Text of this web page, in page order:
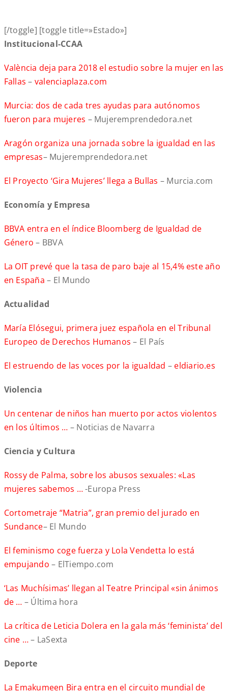
[/toggle] [toggle title=»Estado»]
Institucional-CCAA
València deja para 2018 el estudio sobre la mujer en las
Fallas – valenciaplaza.com
Murcia: dos de cada tres ayudas para autónomos
fueron para mujeres – Mujeremprendedora.net
Aragón organiza una jornada sobre la igualdad en las
empresas– Mujeremprendedora.net
El Proyecto ‘Gira Mujeres’ llega a Bullas – Murcia.com
Economía y Empresa
BBVA entra en el índice Bloomberg de Igualdad de
Género – BBVA
La OIT prevé que la tasa de paro baje al 15,4% este año
en España – El Mundo
Actualidad
María Elósegui, primera juez española en el Tribunal
Europeo de Derechos Humanos – El País
El estruendo de las voces por la igualdad – eldiario.es
Violencia
Un centenar de niños han muerto por actos violentos
en los últimos … – Noticias de Navarra
Ciencia y Cultura
Rossy de Palma, sobre los abusos sexuales: «Las
mujeres sabemos …-Europa Press
Cortometraje “Matria”, gran premio del jurado en
Sundance– El Mundo
El feminismo coge fuerza y Lola Vendetta lo está
empujando – ElTiempo.com
‘Las Muchísimas’ llegan al Teatre Principal «sin ánimos
de … – Última hora
La crítica de Leticia Dolera en la gala más ‘feminista’ del
cine …– LaSexta
Deporte
La Emakumeen Bira entra en el circuito mundial de